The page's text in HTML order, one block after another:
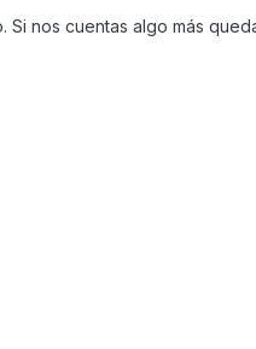
Si nos cuentas algo más